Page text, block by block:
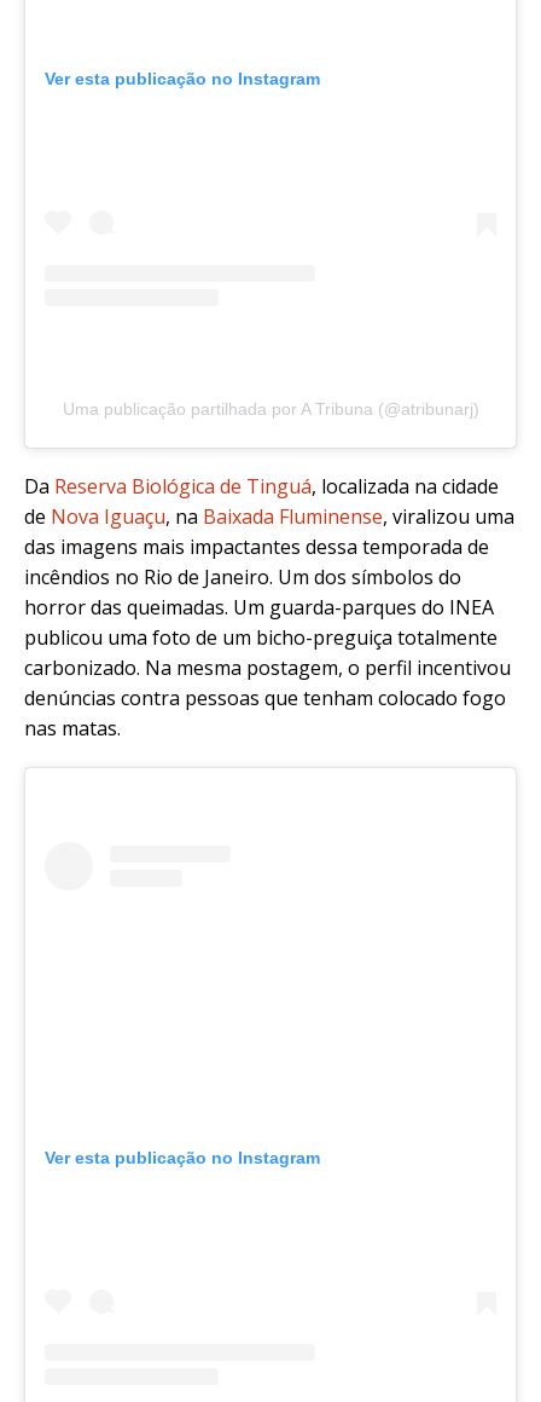
Ver esta publicação no Instagram
Uma publicação partilhada por A Tribuna (@atribunarj)
Da Reserva Biológica de Tinguá, localizada na cidade
de Nova Iguaçu, na Baixada Fluminense, viralizou uma
das imagens mais impactantes dessa temporada de
incêndios no Rio de Janeiro. Um dos símbolos do
horror das queimadas. Um guarda-parques do INEA
publicou uma foto de um bicho-preguiça totalmente
carbonizado. Na mesma postagem, o perfil incentivou
denúncias contra pessoas que tenham colocado fogo
nas matas.
Ver esta publicação no Instagram